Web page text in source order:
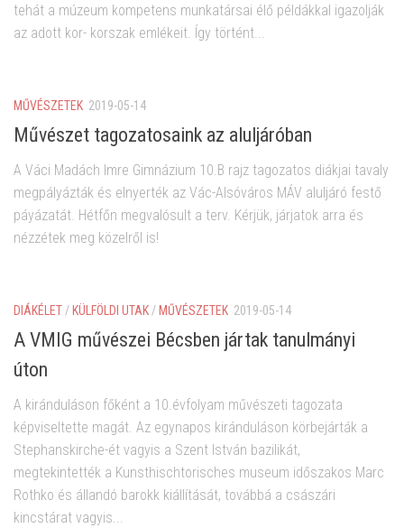
tehát a múzeum kompetens munkatársai élő példákkal igazolják
az adott kor- korszak emlékeit. Így történt...
MŰVÉSZETEK 2019-05-14
Művészet tagozatosaink az aluljáróban
A Váci Madách Imre Gimnázium 10.B rajz tagozatos diákjai tavaly
megpályázták és elnyerték az Vác-Alsóváros MÁV aluljáró festő
páyázatát. Hétfőn megvalósult a terv. Kérjük, járjatok arra és
nézzétek meg közelről is!
DIÁKÉLET / KÜLFÖLDI UTAK / MŰVÉSZETEK 2019-05-14
A VMIG művészei Bécsben jártak tanulmányi
úton
A kiránduláson főként a 10.évfolyam művészeti tagozata
képviseltette magát. Az egynapos kiránduláson körbejárták a
Stephanskirche-ét vagyis a Szent István bazilikát,
megtekintették a Kunsthischtorisches museum időszakos Marc
Rothko és állandó barokk kiállítását, továbbá a császári
kincstárat vagyis...